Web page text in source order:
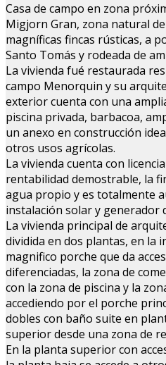
Casa de campo en zona
Migjorn Gran, zona natural
magníficas fincas rústicas, a
Santo Tomás y rodeada de
La vivienda fué restaurada
campo Menorquin y su
exterior cuenta con una
piscina privada, barbacoa,
un anexo en construcción
otros usos agrícolas.
La vivienda cuenta con
rentabilidad demostrable, la
agua propio y es totalmente
instalación solar y generador
La vivienda principal de
dividida en dos plantas, en la
magnifico porche que da
diferenciadas, la zona de
con la zona de piscina y la
accediendo por el porche
dobles con baño suite en
superior desde una zona de
En la planta superior con